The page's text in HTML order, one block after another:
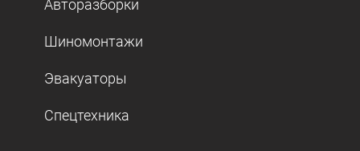
Авторазборки
Шиномонтажи
Эвакуаторы
Спецтехника